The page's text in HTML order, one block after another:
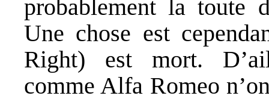
probablement la toute
Une chose est
Right) est mort.
comme Alfa Romeo